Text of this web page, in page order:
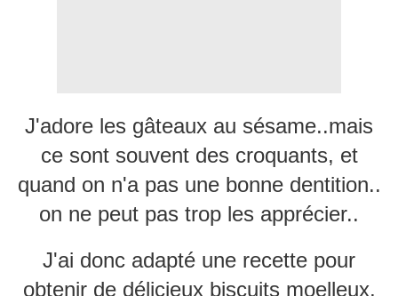
J'adore les gâteaux au sésame..mais
ce sont souvent des croquants, et
quand on n'a pas une bonne dentition..
on ne peut pas trop les apprécier..
J'ai donc adapté une recette pour
obtenir de délicieux biscuits moelleux,